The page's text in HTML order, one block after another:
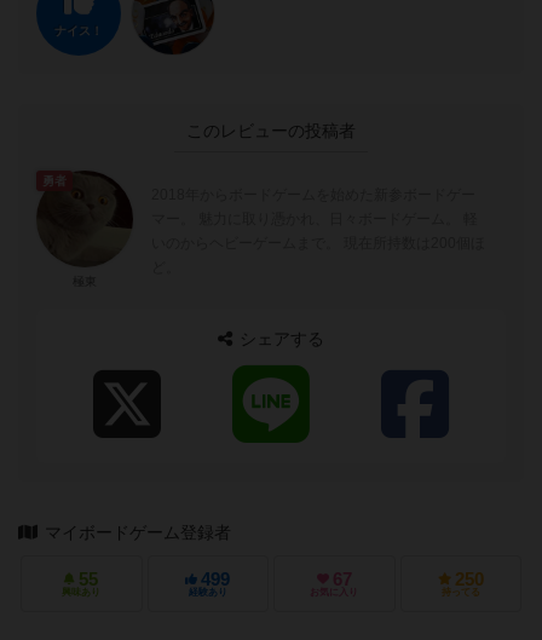
ナイス！
このレビューの投稿者
シェアする
マイボードゲーム登録者
55
興味あり
499
経験あり
67
お気に入り
250
持ってる